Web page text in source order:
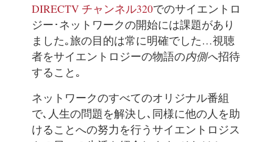
DIRECTV チャンネル320でのサイエントロ
ジー･ネットワークの開始には課題があり
ました｡旅の目的は常に明確でした…視聴
者をサイエントロジーの物語の内側へ招待
すること｡
ネットワークのすべてのオリジナル番組
で､人生の問題を解決し､同様に他の人を助
けることへの努力を行うサイエントロジス